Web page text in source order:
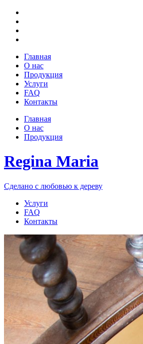
Главная
О нас
Продукция
Услуги
FAQ
Контакты
Главная
О нас
Продукция
Regina Maria
Сделано с любовью к дереву
Услуги
FAQ
Контакты